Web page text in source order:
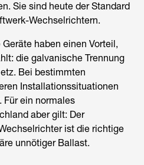
Sie sind heute der Standard
Wechselrichtern.
haben einen Vorteil,
die galvanische Trennung
Bei bestimmten
Installationssituationen
Für ein normales
aber gilt: Der
ist die richtige
unnötiger Ballast.